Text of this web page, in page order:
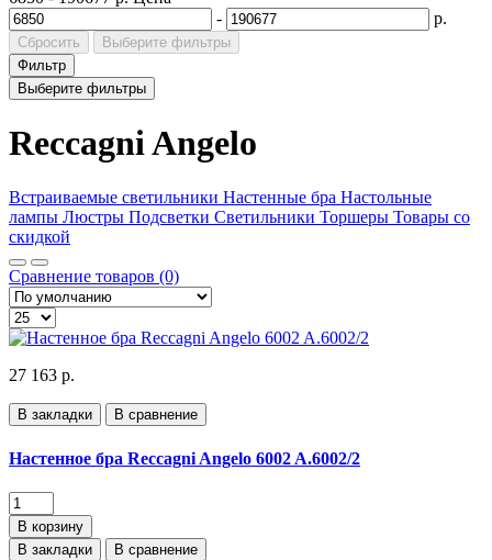
-
р.
Сбросить
Выберите фильтры
Фильтр
Выберите фильтры
Reccagni Angelo
Встраиваемые светильники Настенные бра Настольные
лампы Люстры Подсветки Светильники Торшеры Товары со
скидкой
Сравнение товаров (0)
27 163 р.
В закладки В сравнение
Настенное бра Reccagni Angelo 6002 A.6002/2
В корзину
В закладки
В сравнение